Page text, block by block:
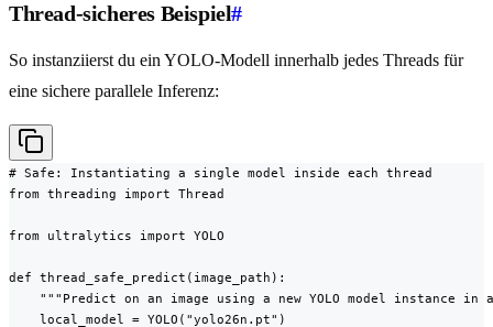
Thread-sicheres Beispiel#
So instanziierst du ein YOLO-Modell innerhalb jedes Threads für
eine sichere parallele Inferenz:
# Safe: Instantiating a single model inside each thread
from threading import Thread
from ultralytics import YOLO
def thread_safe_predict(image_path):
"""Predict on an image using a new YOLO model instance in
    local_model = YOLO("yolo26n.pt")